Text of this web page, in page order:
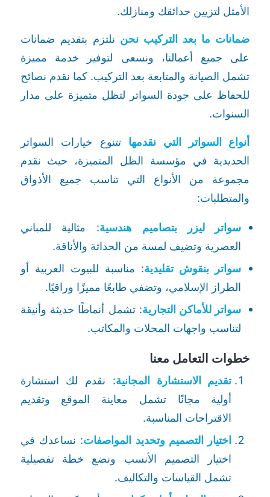
الأمثل لتزيين حدائقك ومنازلك.
ضمانات ما بعد التركيب نحن نلتزم بتقديم ضمانات
على جميع أعمالنا، ونسعى لتوفير خدمة مميزة
تشمل الصيانة والمتابعة بعد التركيب. كما نقدم نصائح
للحفاظ على جودة السواتر لتظل متميزة على مدار
السنوات.
أنواع السواتر التي نقدمها تتنوع خيارات السواتر
الحديدية في مؤسسة الظل المتميزة، حيث نقدم
مجموعة من الأنواع التي تناسب جميع الأذواق
والمتطلبات:
سواتر ليزر بتصاميم هندسية: مثالية للمباني
العصرية وتضيف لمسة من الحداثة والأناقة.
سواتر بنقوش تقليدية: مناسبة للبيوت العربية أو
الطراز الإسلامي، وتضفي طابعًا مميزًا وراقيًا.
سواتر للأماكن التجارية: تشمل أنماطًا حديثة وأنيقة
لتناسب واجهات المحلات والمكاتب.
خطوات التعامل معنا
تقديم الاستشارة المجانية: نقدم لك استشارة
أولية مجانًا تشمل معاينة الموقع وتقديم
الاقتراحات المناسبة.
اختيار التصميم وتحديد المواصفات: نساعدك في
اختيار التصميم الأنسب ونضع خطة تفصيلية
تشمل القياسات والتكاليف.